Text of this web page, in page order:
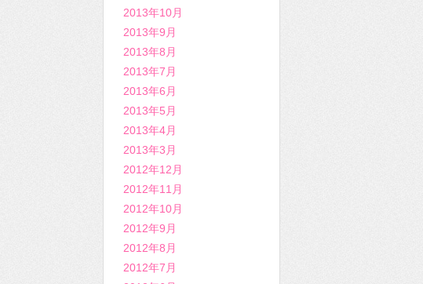
2013年10月
2013年9月
2013年8月
2013年7月
2013年6月
2013年5月
2013年4月
2013年3月
2012年12月
2012年11月
2012年10月
2012年9月
2012年8月
2012年7月